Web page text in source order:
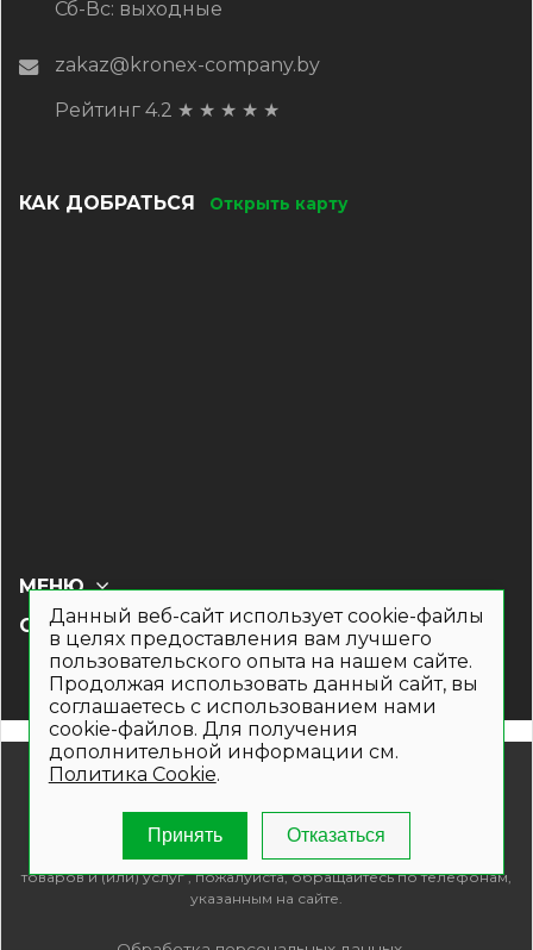
Сб-Вс: выходные
zakaz@kronex-company.by
Рейтинг 4.2 ★ ★ ★ ★ ★
КАК ДОБРАТЬСЯ Открыть карту
СОЦ СЕТИ
МЕНЮ
© 2019- 2026. Общество с ограниченной ответственностью
Информация на сайте носит рекламно-информационный
характер и не является публичной офертой. Для получения
подробной информации о наличии и стоимости указанных
товаров и (или) услуг , пожалуйста, обращайтесь по телефонам,
указанным на сайте.
Данный веб-сайт использует cookie-файлы
в целях предоставления вам лучшего
пользовательского опыта на нашем сайте.
Продолжая использовать данный сайт, вы
соглашаетесь с использованием нами
cookie-файлов. Для получения
дополнительной информации см.
Политика Cookie.
Принять Отказаться